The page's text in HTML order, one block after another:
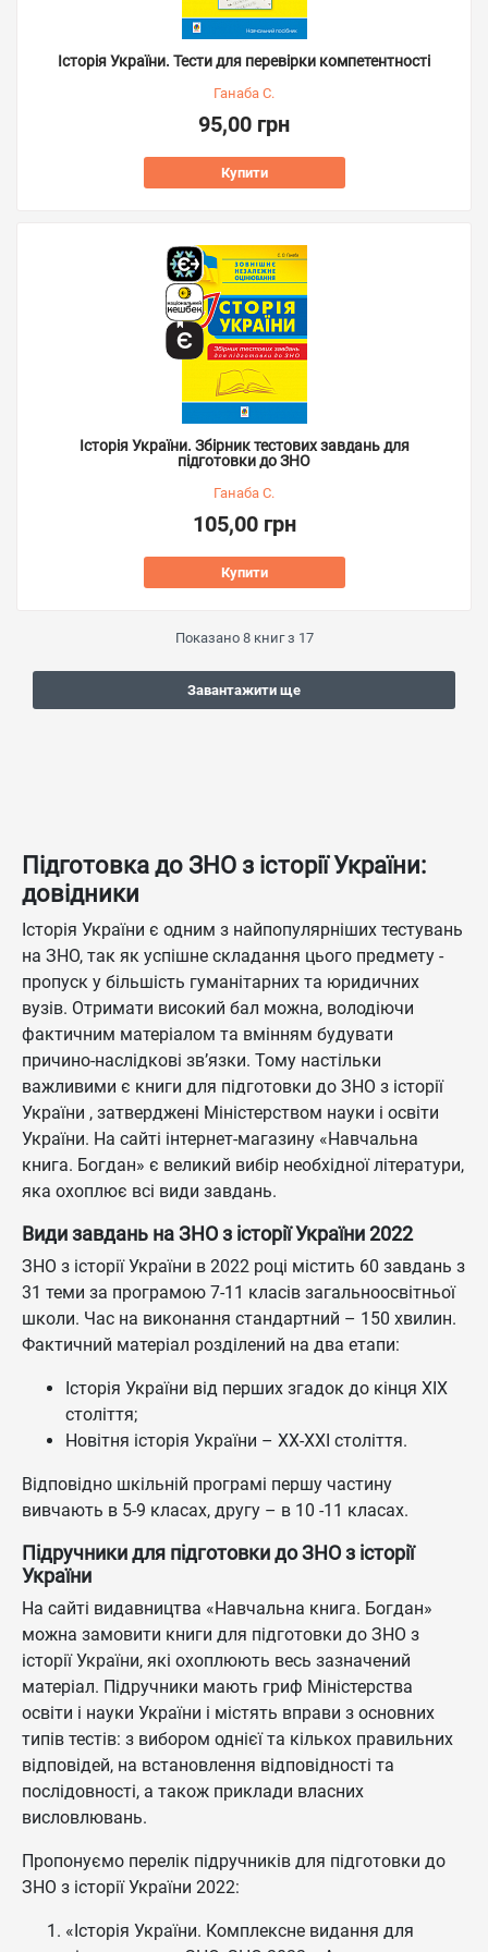
Історія України. Тести для перевірки компетентності
Ганаба С.
95,00 грн
Купити
Історія України. Збірник тестових завдань для
підготовки до ЗНО
Ганаба С.
105,00 грн
Купити
Показано 8книг з 17
Завантажити ще
Підготовка до ЗНО з історії України:
довідники
Історія України є одним з найпопулярніших тестувань
на ЗНО, так як успішне складання цього предмету -
пропуск у більшість гуманітарних та юридичних
вузів. Отримати високий бал можна, володіючи
фактичним матеріалом та вмінням будувати
причино-наслідкові зв’язки. Тому настільки
важливими є книги для підготовки до ЗНО з історії
України , затверджені Міністерством науки і освіти
України. На сайті інтернет-магазину «Навчальна
книга. Богдан» є великий вибір необхідної літератури,
яка охоплює всі види завдань.
Види завдань на ЗНО з історії України 2022
ЗНО з історії України в 2022 році містить 60 завдань з
31 теми за програмою 7-11 класів загальноосвітньої
школи. Час на виконання стандартний – 150 хвилин.
Фактичний матеріал розділений на два етапи:
Історія України від перших згадок до кінця ХІХ
століття;
Новітня історія України – ХХ-ХХІ століття.
Відповідно шкільній програмі першу частину
вивчають в 5-9 класах, другу – в 10 -11 класах.
Підручники для підготовки до ЗНО з історії
України
На сайті видавництва «Навчальна книга. Богдан»
можна замовити книги для підготовки до ЗНО з
історії України, які охоплюють весь зазначений
матеріал. Підручники мають гриф Міністерства
освіти і науки України і містять вправи з основних
типів тестів: з вибором однієї та кількох правильних
відповідей, на встановлення відповідності та
послідовності, а також приклади власних
висловлювань.
Пропонуємо перелік підручників для підготовки до
ЗНО з історії України 2022:
«Історія України. Комплексне видання для